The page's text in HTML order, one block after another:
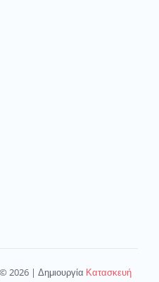
2026 | Δημιουργία Κατασκευή